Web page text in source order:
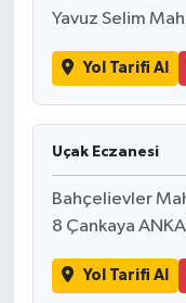
Yavuz Selim
Yol Tarifi Al
Uçak Eczanesi
Bahçelievler
8 Çankaya
Yol Tarifi Al